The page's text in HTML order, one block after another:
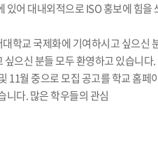
있어 대내외적으로 ISO 홍보에 힘을
학교 국제화에 기여하시고 싶으신
으신 분들 모두 환영하고 있습니다.
11월 중으로 모집 공고를 학교 홈페
니다. 많은 학우들의 관심